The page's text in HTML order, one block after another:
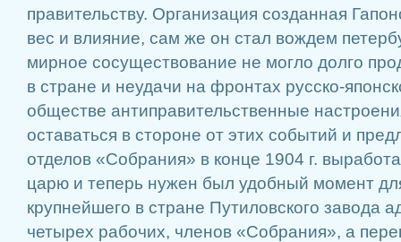
правительству. Организация созданная
вес и влияние, сам же он стал вождем
мирное сосуществование не могло долго
в стране и неудачи на фронтах русско-
обществе антиправительственные
оставаться в стороне от этих событий и
отделов «Собрания» в конце 1904 г.
царю и теперь нужен был удобный момент
крупнейшего в стране Путиловского завода
четырех рабочих, членов «Собрания», а